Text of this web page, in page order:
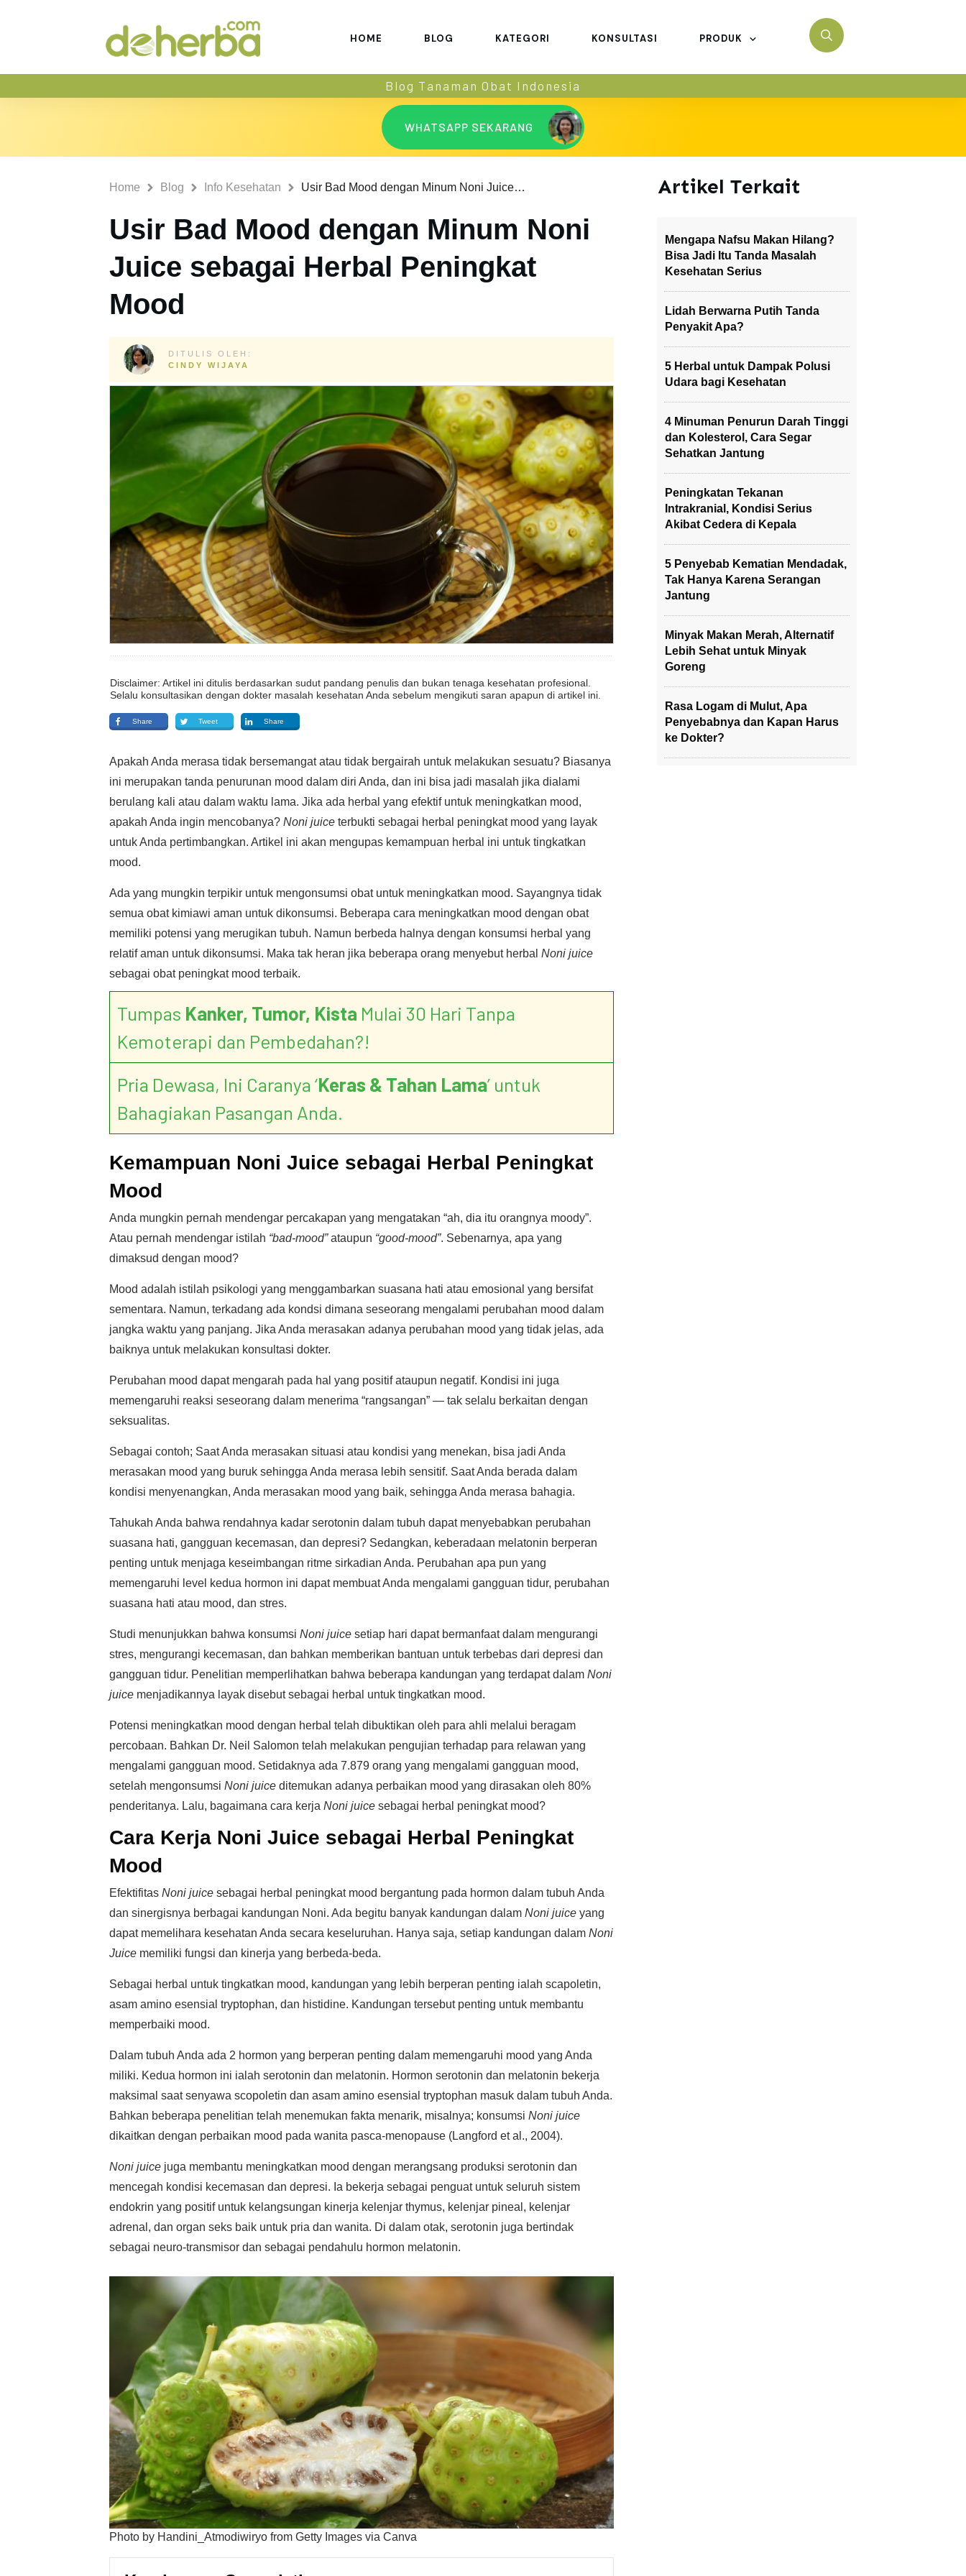
HOME BLOG KATEGORI KONSULTASI PRODUK
Blog Tanaman Obat Indonesia
WHATSAPP SEKARANG
Home Blog Info Kesehatan Usir Bad Mood dengan Minum Noni Juice sebagai Herbal Peningkat Mood
Usir Bad Mood dengan Minum Noni
Juice sebagai Herbal Peningkat
Mood
DITULIS OLEH:
CINDY WIJAYA
Disclaimer: Artikel ini ditulis berdasarkan sudut pandang penulis dan bukan tenaga kesehatan profesional.
Selalu konsultasikan dengan dokter masalah kesehatan Anda sebelum mengikuti saran apapun di artikel ini.
Share Tweet Share
Apakah Anda merasa tidak bersemangat atau tidak bergairah untuk melakukan sesuatu? Biasanya
ini merupakan tanda penurunan mood dalam diri Anda, dan ini bisa jadi masalah jika dialami
berulang kali atau dalam waktu lama. Jika ada herbal yang efektif untuk meningkatkan mood,
apakah Anda ingin mencobanya? Noni juice terbukti sebagai herbal peningkat mood yang layak
untuk Anda pertimbangkan. Artikel ini akan mengupas kemampuan herbal ini untuk tingkatkan
mood.
Ada yang mungkin terpikir untuk mengonsumsi obat untuk meningkatkan mood. Sayangnya tidak
semua obat kimiawi aman untuk dikonsumsi. Beberapa cara meningkatkan mood dengan obat
memiliki potensi yang merugikan tubuh. Namun berbeda halnya dengan konsumsi herbal yang
relatif aman untuk dikonsumsi. Maka tak heran jika beberapa orang menyebut herbal Noni juice
sebagai obat peningkat mood terbaik.
Tumpas Kanker, Tumor, Kista Mulai 30 Hari Tanpa
Kemoterapi dan Pembedahan?!
Pria Dewasa, Ini Caranya ‘Keras & Tahan Lama’ untuk
Bahagiakan Pasangan Anda.
Kemampuan Noni Juice sebagai Herbal Peningkat
Mood
Anda mungkin pernah mendengar percakapan yang mengatakan “ah, dia itu orangnya moody”.
Atau pernah mendengar istilah “bad-mood”ataupun “good-mood”. Sebenarnya, apa yang
dimaksud dengan mood?
Mood adalah istilah psikologi yang menggambarkan suasana hati atau emosional yang bersifat
sementara. Namun, terkadang ada kondsi dimana seseorang mengalami perubahan mood dalam
jangka waktu yang panjang. Jika Anda merasakan adanya perubahan mood yang tidak jelas, ada
baiknya untuk melakukan konsultasi dokter.
Perubahan mood dapat mengarah pada hal yang positif ataupun negatif. Kondisi ini juga
memengaruhi reaksi seseorang dalam menerima “rangsangan” — tak selalu berkaitan dengan
seksualitas.
Sebagai contoh; Saat Anda merasakan situasi atau kondisi yang menekan, bisa jadi Anda
merasakan mood yang buruk sehingga Anda merasa lebih sensitif. Saat Anda berada dalam
kondisi menyenangkan, Anda merasakan mood yang baik, sehingga Anda merasa bahagia.
Tahukah Anda bahwa rendahnya kadar serotonin dalam tubuh dapat menyebabkan perubahan
suasana hati, gangguan kecemasan, dan depresi? Sedangkan, keberadaan melatonin berperan
penting untuk menjaga keseimbangan ritme sirkadian Anda. Perubahan apa pun yang
memengaruhi level kedua hormon ini dapat membuat Anda mengalami gangguan tidur, perubahan
suasana hati atau mood, dan stres.
Studi menunjukkan bahwa konsumsi Noni juice setiap hari dapat bermanfaat dalam mengurangi
stres, mengurangi kecemasan, dan bahkan memberikan bantuan untuk terbebas dari depresi dan
gangguan tidur. Penelitian memperlihatkan bahwa beberapa kandungan yang terdapat dalam Noni
juice menjadikannya layak disebut sebagai herbal untuk tingkatkan mood.
Potensi meningkatkan mood dengan herbal telah dibuktikan oleh para ahli melalui beragam
percobaan. Bahkan Dr. Neil Salomon telah melakukan pengujian terhadap para relawan yang
mengalami gangguan mood. Setidaknya ada 7.879 orang yang mengalami gangguan mood,
setelah mengonsumsi Noni juice ditemukan adanya perbaikan mood yang dirasakan oleh 80%
penderitanya. Lalu, bagaimana cara kerja Noni juice sebagai herbal peningkat mood?
Cara Kerja Noni Juice sebagai Herbal Peningkat
Mood
Efektifitas Noni juice sebagai herbal peningkat mood bergantung pada hormon dalam tubuh Anda
dan sinergisnya berbagai kandungan Noni. Ada begitu banyak kandungan dalam Noni juice yang
dapat memelihara kesehatan Anda secara keseluruhan. Hanya saja, setiap kandungan dalam Noni
Juice memiliki fungsi dan kinerja yang berbeda-beda.
Sebagai herbal untuk tingkatkan mood, kandungan yang lebih berperan penting ialah scapoletin,
asam amino esensial tryptophan, dan histidine. Kandungan tersebut penting untuk membantu
memperbaiki mood.
Dalam tubuh Anda ada 2 hormon yang berperan penting dalam memengaruhi mood yang Anda
miliki. Kedua hormon ini ialah serotonin dan melatonin. Hormon serotonin dan melatonin bekerja
maksimal saat senyawa scopoletin dan asam amino esensial tryptophan masuk dalam tubuh Anda.
Bahkan beberapa penelitian telah menemukan fakta menarik, misalnya; konsumsi Noni juice
dikaitkan dengan perbaikan mood pada wanita pasca-menopause (Langford et al., 2004).
Noni juice juga membantu meningkatkan mood dengan merangsang produksi serotonin dan
mencegah kondisi kecemasan dan depresi. Ia bekerja sebagai penguat untuk seluruh sistem
endokrin yang positif untuk kelangsungan kinerja kelenjar thymus, kelenjar pineal, kelenjar
adrenal, dan organ seks baik untuk pria dan wanita. Di dalam otak, serotonin juga bertindak
sebagai neuro-transmisor dan sebagai pendahulu hormon melatonin.
Photo by Handini_Atmodiwiryo from Getty Images via Canva
Artikel Terkait
Mengapa Nafsu Makan Hilang?
Bisa Jadi Itu Tanda Masalah
Kesehatan Serius
Lidah Berwarna Putih Tanda
Penyakit Apa?
5 Herbal untuk Dampak Polusi
Udara bagi Kesehatan
4 Minuman Penurun Darah Tinggi
dan Kolesterol, Cara Segar
Sehatkan Jantung
Peningkatan Tekanan
Intrakranial, Kondisi Serius
Akibat Cedera di Kepala
5 Penyebab Kematian Mendadak,
Tak Hanya Karena Serangan
Jantung
Minyak Makan Merah, Alternatif
Lebih Sehat untuk Minyak
Goreng
Rasa Logam di Mulut, Apa
Penyebabnya dan Kapan Harus
ke Dokter?